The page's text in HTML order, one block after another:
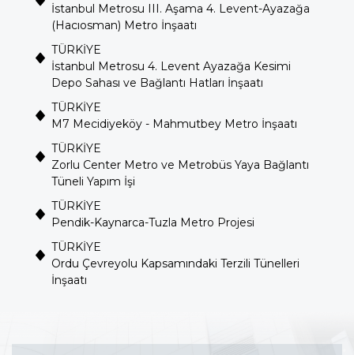
İstanbul Metrosu III. Aşama 4. Levent-Ayazağa
(Hacıosman) Metro İnşaatı
TÜRKİYE
İstanbul Metrosu 4. Levent Ayazağa Kesimi
Depo Sahası ve Bağlantı Hatları İnşaatı
TÜRKİYE
M7 Mecidiyeköy - Mahmutbey Metro İnşaatı
TÜRKİYE
Zorlu Center Metro ve Metrobüs Yaya Bağlantı
Tüneli Yapım İşi
TÜRKİYE
Pendik-Kaynarca-Tuzla Metro Projesi
TÜRKİYE
Ordu Çevreyolu Kapsamındaki Terzili Tünelleri
İnşaatı